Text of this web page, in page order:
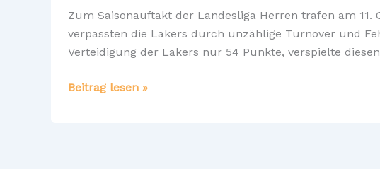
USV
Zum Saisonauftakt der Landesliga Herren trafen am
verpassten die Lakers durch unzählige Turnover und
Verteidigung der Lakers nur 54 Punkte, verspielte
Lakers
Beitrag lesen »